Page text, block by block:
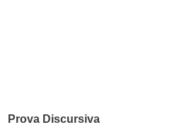
Prova Discursiva